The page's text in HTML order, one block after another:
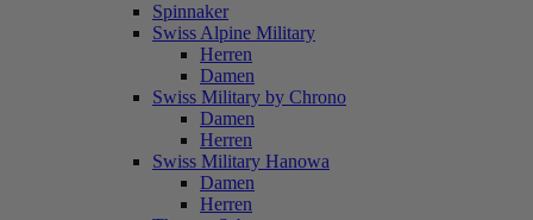
Spinnaker
Swiss Alpine Military
Herren
Damen
Swiss Military by Chrono
Damen
Herren
Swiss Military Hanowa
Damen
Herren